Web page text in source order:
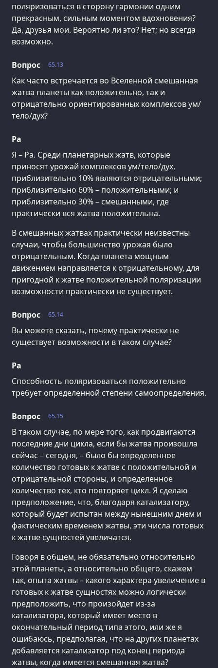
поляризоваться в сторону гармонии одним
прекрасным, сильным моментом вдохновения?
Да, друзья мои. Вероятно ли это? Нет; но всегда
возможно.
65.13
Вопрос
Как часто встречается во Вселенной смешанная
жатва планеты как положительно, так и
отрицательно ориентированных комплексов ум/
тело/дух?
Ра
Я – Ра. Среди планетарных жатв, которые
приносят урожай комплексов ум/тело/дух,
приблизительно 10% являются отрицательными;
приблизительно 60% – положительными; и
приблизительно 30% – смешанными, где
практически вся жатва положительна.
В смешанных жатвах практически неизвестны
случаи, чтобы большинство урожая было
отрицательным. Когда планета мощным
движением направляется к отрицательному, для
пригодной к жатве положительной поляризации
возможности практически не существует.
65.14
Вопрос
Вы можете сказать, почему практически не
существует возможности в таком случае?
Ра
Способность поляризоваться положительно
требует определенной степени самоопределения.
65.15
Вопрос
В таком случае, по мере того, как продвигаются
последние дни цикла, если бы жатва произошла
сейчас – сегодня, – было бы определенное
количество готовых к жатве с положительной и
отрицательной стороны, и определенное
количество тех, кто повторяет цикл. Я сделаю
предположение, что, благодаря катализатору,
который будет испытан между нынешним днем и
фактическим временем жатвы, эти числа готовых
к жатве сущностей увеличатся.
Говоря в общем, не обязательно относительно
этой планеты, а относительно общего, скажем
так, опыта жатвы – какого характера увеличение в
готовых к жатве сущностях можно логически
предположить, что произойдет из-за
катализатора, который имеет место в
окончательный период типа этого, или же я
ошибаюсь, предполагая, что на других планетах
добавляется катализатор под конец периода
жатвы, когда имеется смешанная жатва?